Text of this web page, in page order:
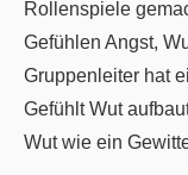
Rollenspiele
Gefühlen Angst,
Gruppenleiter hat
Gefühlt Wut
Wut wie ein